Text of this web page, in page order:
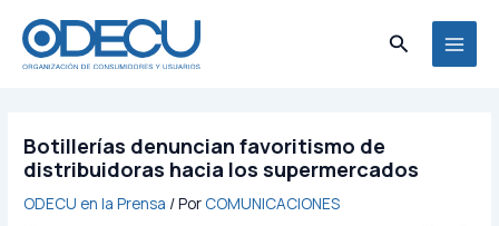
contenido
Buscar
Botillerías denuncian favoritismo de
distribuidoras hacia los supermercados
ODECU en la Prensa / Por COMUNICACIONES